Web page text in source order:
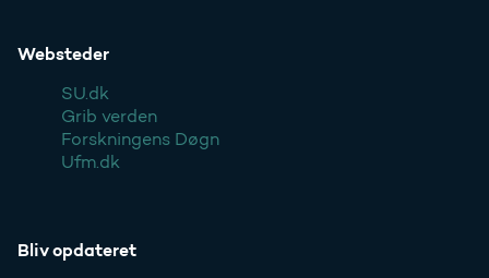
Websteder
SU.dk
Grib verden
Forskningens Døgn
Ufm.dk
Bliv opdateret